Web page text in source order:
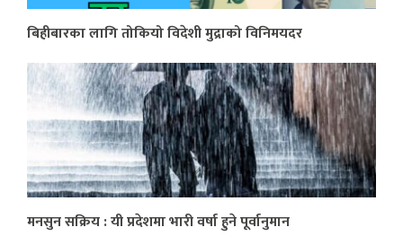
बिहीबारका लागि तोकियो विदेशी मुद्राको विनिमयदर
मनसुन सक्रिय : यी प्रदेशमा भारी वर्षा हुने पूर्वानुमान